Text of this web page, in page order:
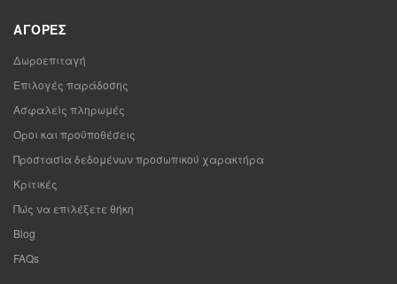
ΑΓΟΡΈΣ
Δωροεπιταγή
Επιλογές παράδοσης
Ασφαλείς πληρωμές
Όροι και προϋποθέσεις
Προστασία δεδομένων προσωπικού χαρακτήρα
Κριτικές
Πώς να επιλέξετε θήκη
Blog
FAQs